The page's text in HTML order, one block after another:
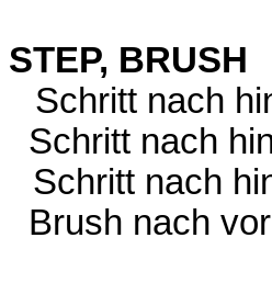
BRUSH
Schritt nach
Schritt nach
Schritt nach
Brush nach